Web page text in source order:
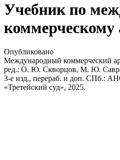
Учебник по
коммерческому
Опубликовано
Международный коммерческий
ред.: О. Ю. Скворцов, М. Ю.
3-е изд., перераб. и доп. СПб.:
«Третейский суд», 2025.